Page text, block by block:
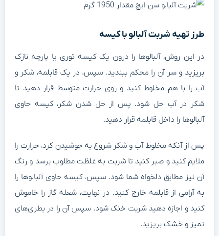
طرز تهیه شربت آلبالو با کیسه
در این روش، آلبالوها را درون یک کیسه توری یا پارچه نازک
بریزید و سر آن را محکم ببندید. سپس، در یک قابلمه، شکر و
آب را با هم مخلوط کنید و روی حرارت متوسط قرار دهید تا
شکر در آب حل شود. پس از حل شدن شکر، کیسه حاوی
آلبالوها را داخل قابلمه قرار دهید.
پس از آنکه مخلوط آب و شکر شروع به جوشیدن کرد، حرارت را
ملایم کنید و صبر کنید تا شربت به غلظت مطلوب برسد و رنگ
آن نیز مطابق دلخواه شما شود. سپس، کیسه حاوی آلبالوها را
به آرامی از قابلمه خارج کنید. در نهایت، شعله گاز را خاموش
کنید و اجازه دهید شربت خنک شود. سپس آن را در بطری‌های
تمیز و خشک بریزید.